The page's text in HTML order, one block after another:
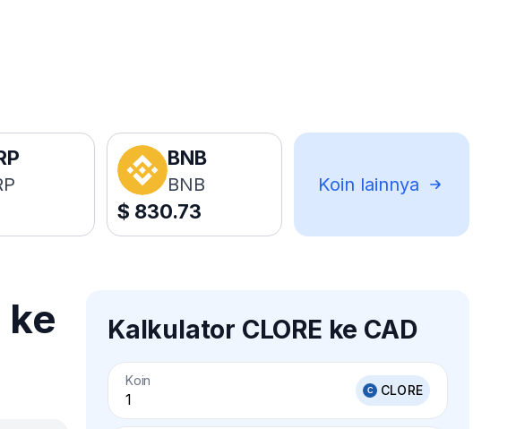
BNB
BNB
$ 830.73
Koin lainnya
ke
Kalkulator CLORE ke CAD
Koin
CLORE